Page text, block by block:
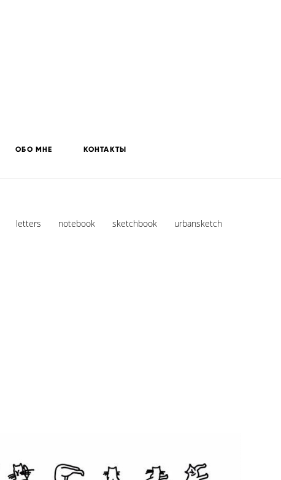
ОБО МНЕ КОНТАКТЫ
letters notebook sketchbook urbansketch